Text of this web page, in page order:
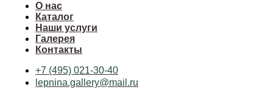
О нас
Каталог
Наши услуги
Галерея
Контакты
+7 (495) 021-30-40
lepnina.gallery@mail.ru